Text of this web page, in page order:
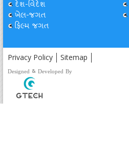
દેશ-વિદેશ
ખેલ-જગત
ફિલ્મ જગત
Privacy Policy Sitemap
Designed & Developed By